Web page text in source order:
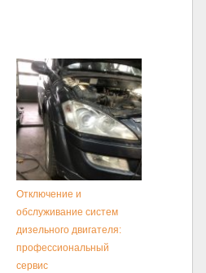
Отключение и
обслуживание систем
дизельного двигателя:
профессиональный
сервис